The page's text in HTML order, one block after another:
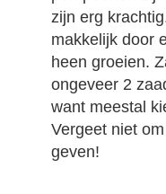
zijn erg
makkelijk door
heen groeien.
ongeveer 2
want meestal
Vergeet niet
geven!